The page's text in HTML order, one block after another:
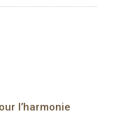
l’harmonie